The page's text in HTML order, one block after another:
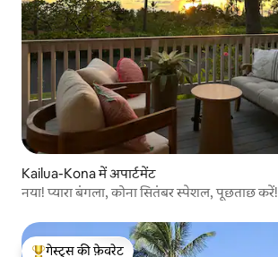
Kailua-Kona में अपार्टमेंट
नया! प्यारा बंगला, कोना सितंबर स्पेशल, पूछताछ करें!
गेस्ट्स की फ़ेवरेट